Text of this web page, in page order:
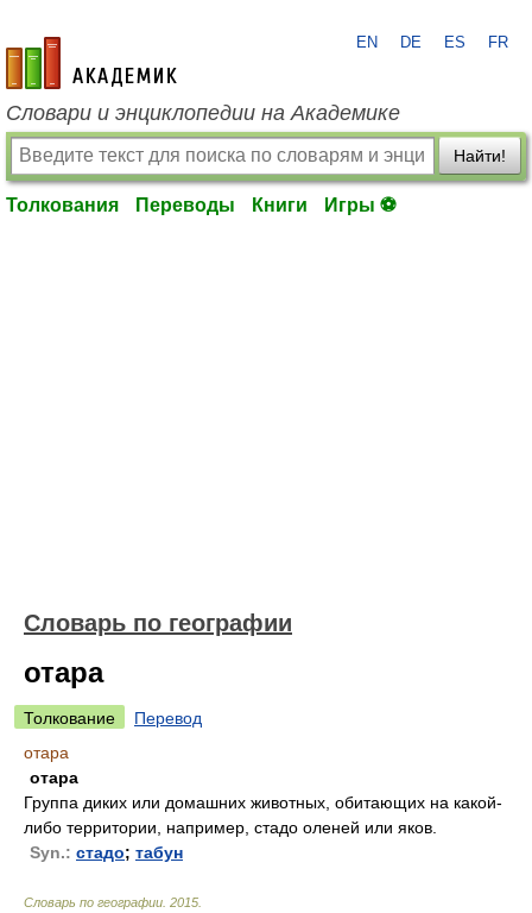
academic.ru
EN DE ES FR
Словари и энциклопедии на Академике
Найти!
Толкования Переводы Книги Игры ⚽
Словарь по географии
отара
Толкование
Перевод
отара
отара
Группа диких или домашних животных, обитающих на какой-
либо территории, например, стадо оленей или яков.
Syn.: стадо; табун
Словарь по географии 2015